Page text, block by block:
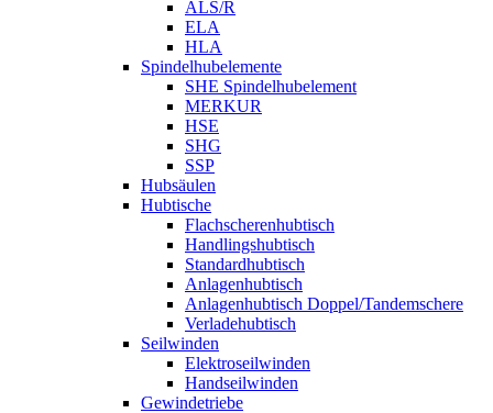
ALS/R
ELA
HLA
Spindelhubelemente
SHE Spindelhubelement
MERKUR
HSE
SHG
SSP
Hubsäulen
Hubtische
Flachscherenhubtisch
Handlingshubtisch
Standardhubtisch
Anlagenhubtisch
Anlagenhubtisch Doppel/Tandemschere
Verladehubtisch
Seilwinden
Elektroseilwinden
Handseilwinden
Gewindetriebe